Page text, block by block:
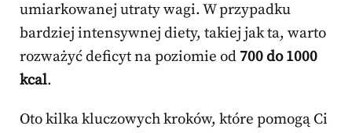
umiarkowanej utraty wagi. W przypadku
bardziej intensywnej diety, takiej jak ta, warto
rozważyć deficyt na poziomie od 700 do 1000
kcal.
Oto kilka kluczowych kroków, które pomogą Ci